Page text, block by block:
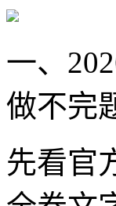
一、
做不完
先看官